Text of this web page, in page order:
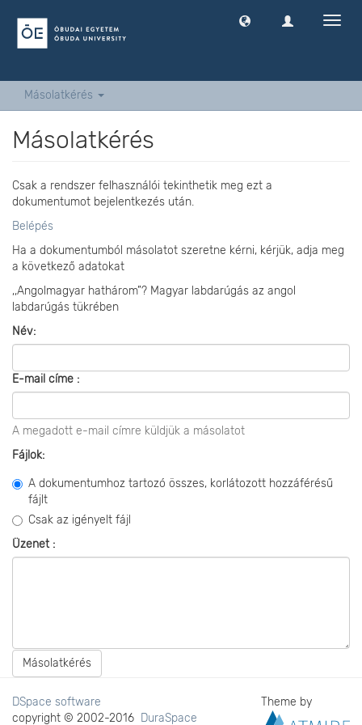
Másolatkérés
Másolatkérés
Csak a rendszer felhasználói tekinthetik meg ezt a
dokumentumot bejelentkezés után.
Belépés
Ha a dokumentumból másolatot szeretne kérni, kérjük, adja meg
a következő adatokat
,,Angolmagyar hathárom”? Magyar labdarúgás az angol
labdarúgás tükrében
Név:
E-mail címe :
A megadott e-mail címre küldjük a másolatot
Fájlok:
A dokumentumhoz tartozó összes, korlátozott hozzáférésű
fájlt
Csak az igényelt fájl
Üzenet :
Másolatkérés
DSpace software
copyright © 2002-2016 DuraSpace
Theme by